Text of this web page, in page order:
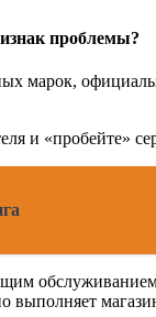
проблемы?
марок,
и «пробейте»
выполняет